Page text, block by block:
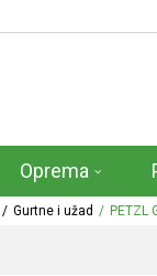
Oprema
Gurtne i užad PETZL